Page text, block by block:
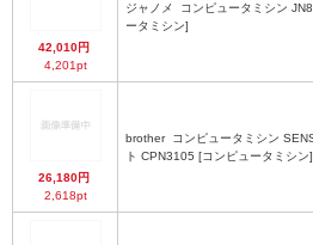
42,010円
4,201pt
ジャノメ
ータミシン]
26,180円
2,618pt
brother
ト CPN3105 [コンピュータミシン]